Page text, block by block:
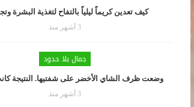
كيف تعدين كريماً ليلياً بالتفاح لتغذية البشرة
3 أشهر منذ
جمال بلا حدود
وضعت ظرف الشاي الأخضر على شفتيها. النتيجة
3 أشهر منذ